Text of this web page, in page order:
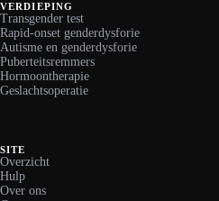
VERDIEPING
Transgender test
Rapid-onset genderdysforie
Autisme en genderdysforie
Puberteitsremmers
Hormoontherapie
Geslachtsoperatie
SITE
Overzicht
Hulp
Over ons